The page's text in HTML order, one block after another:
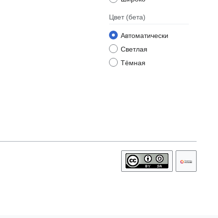
Цвет (бета)
Автоматически
Светлая
Тёмная